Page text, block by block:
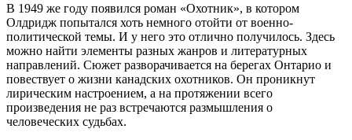
В 1949 же году появился роман «Охотник», в котором
Олдридж попытался хоть немного отойти от военно-
политической темы. И у него это отлично получилось. Здесь
можно найти элементы разных жанров и литературных
направлений. Сюжет разворачивается на берегах Онтарио и
повествует о жизни канадских охотников. Он проникнут
лирическим настроением, а на протяжении всего
произведения не раз встречаются размышления о
человеческих судьбах.